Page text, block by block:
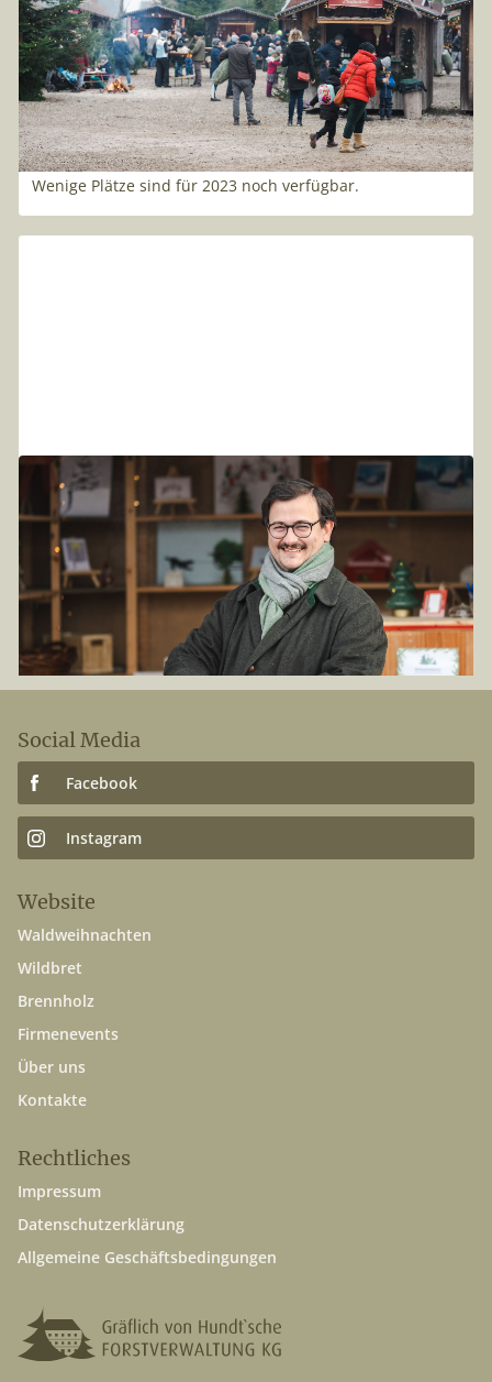
Zeige Deine Kunst beim
Christkindlmarkt! Bewirb Dich
jetzt!
Entdecke unseren Christkindlmarkt! Einzigartige
Kunstwerke, festliche Atmosphäre und erstklassige
Präsentationsflächen erwarten dich. Bewirb dich jetzt!
Wenige Plätze sind für 2023 noch verfügbar.
11.2024
Weihnachtskarten - Aktion 2024
Weihnachtskarten - Aktion 2024: Für jede gekaufte Karte
pflanzen wir einen Baum! Unterstützen Sie Aufforstung,
wählen Sie aus neuen Motiven und senden Sie
nachhaltige Grüße.
Social Media
Facebook
Instagram
Website
Waldweihnachten
Wildbret
Brennholz
Firmenevents
Über uns
Kontakte
Rechtliches
Impressum
Datenschutzerklärung
Allgemeine Geschäftsbedingungen